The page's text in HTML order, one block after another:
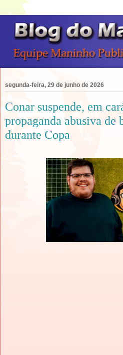
segunda-feira, 29 de junho de 2026
Conar suspende, em
propaganda abusiva de
durante Copa